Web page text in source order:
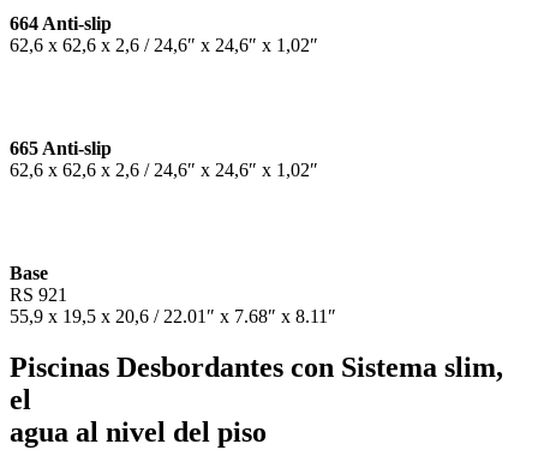
664 Anti-slip
62,6 x 62,6 x 2,6 / 24,6″ x 24,6″ x 1,02″
665 Anti-slip
62,6 x 62,6 x 2,6 / 24,6″ x 24,6″ x 1,02″
Base
RS 921
55,9 x 19,5 x 20,6 / 22.01″ x 7.68″ x 8.11″
Piscinas Desbordantes con Sistema slim,
el
agua al nivel del piso